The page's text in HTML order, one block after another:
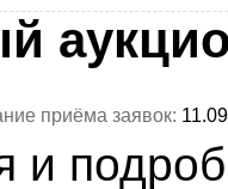
приёма заявок:
и